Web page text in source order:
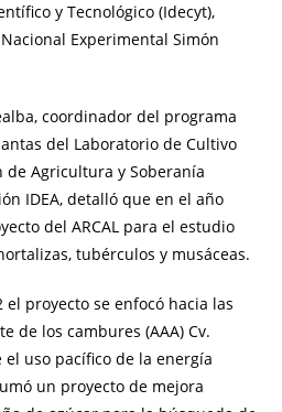
y Tecnológico (Idecyt),
Experimental Simón
coordinador del programa
del Laboratorio de Cultivo
de Agricultura y Soberanía
IDEA, detalló que en el año
del ARCAL para el estudio
tubérculos y musáceas.
el proyecto se enfocó hacia las
de los cambures (AAA) Cv.
el uso pacífico de la energía
un proyecto de mejora